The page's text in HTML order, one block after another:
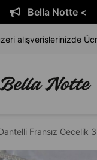
alışverişlerinizde
Fransız Gecelik